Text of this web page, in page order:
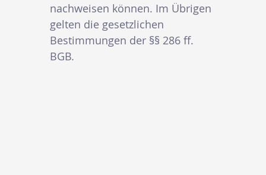
nachweisen können. Im Übrigen
gelten die gesetzlichen
Bestimmungen der §§ 286 ff.
BGB.